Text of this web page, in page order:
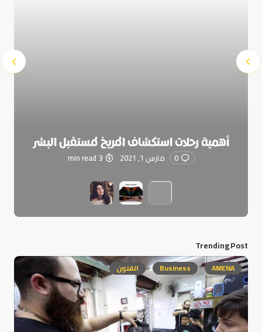
أهمية رحلات استكشاف المريخ لمستقبل البشر
0 مارس 1, 2021 3 min read
Trending Post
AMENA
Business الفنون